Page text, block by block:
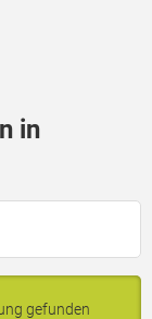
in
gefunden